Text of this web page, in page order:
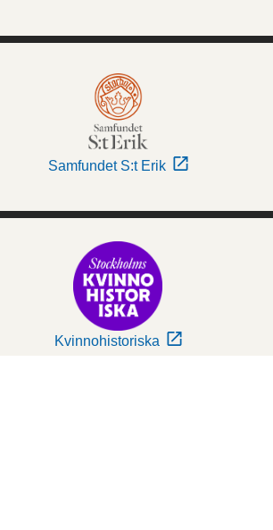
Samfundet S:t Erik
Kvinnohistoriska